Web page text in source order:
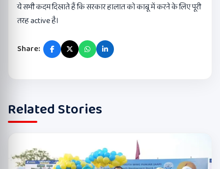
ये सभी कदम दिखाते हैं कि सरकार हालात को काबू में करने के लिए पूरी
तरह active है।
Share:
Related Stories